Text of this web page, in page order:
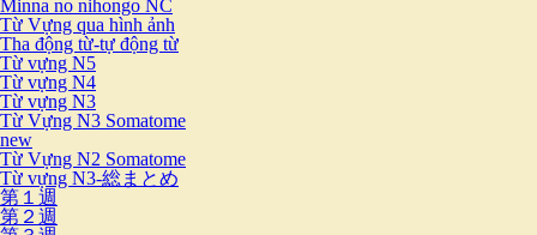
Minna no nihongo NC
Từ Vựng qua hình ảnh
Tha động từ-tự động từ
Từ vựng N5
Từ vựng N4
Từ vựng N3
Từ Vựng N3 Somatome
new
Từ Vựng N2 Somatome
Từ vựng N3-総まとめ
第１週
第２週